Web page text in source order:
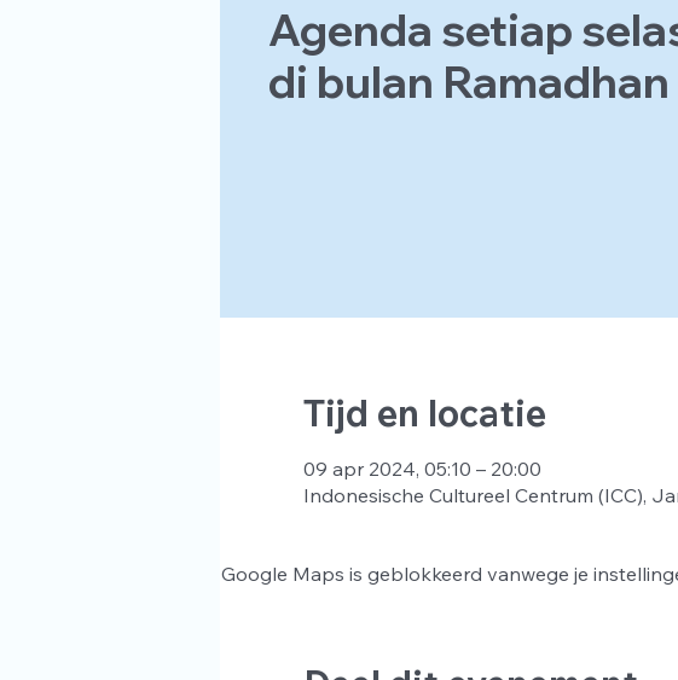
Agenda setiap
di bulan Ramadhan
Tijd en locatie
09 apr 2024, 05:10 – 20:00
Indonesische Cultureel Centrum (ICC),
Google Maps is geblokkeerd vanwege je